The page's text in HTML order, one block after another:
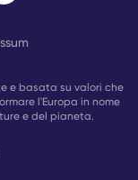
e basata su valori che
l'Europa in nome
e del pianeta.